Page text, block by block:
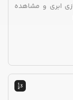
ابری و مشاهده